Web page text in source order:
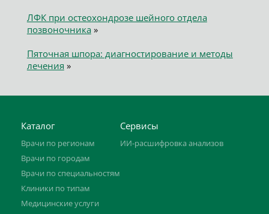
ЛФК при остеохондрозе шейного отдела
позвоночника»
Пяточная шпора: диагностирование и методы
лечения »
Каталог
Врачи по регионам
Врачи по городам
Врачи по специальностям
Клиники по типам
Медицинские услуги
Сервисы
ИИ-расшифровка анализов